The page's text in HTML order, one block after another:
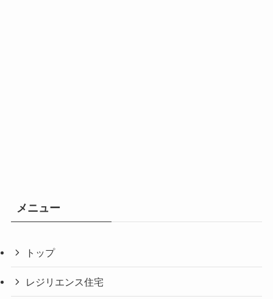
メニュー
トップ
レジリエンス住宅